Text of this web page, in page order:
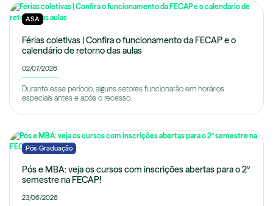
ASA
Férias coletivas | Confira o funcionamento da FECAP e o
calendário de retorno das aulas
02/07/2026
Durante esse período, alguns setores funcionarão em horários
especiais antes e após o recesso.
Pós-Graduação
Pós e MBA: veja os cursos com inscrições abertas para o 2º
semestre na FECAP!
23/06/2026